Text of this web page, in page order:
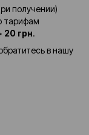
получении)
тарифам
20 грн.
в нашу